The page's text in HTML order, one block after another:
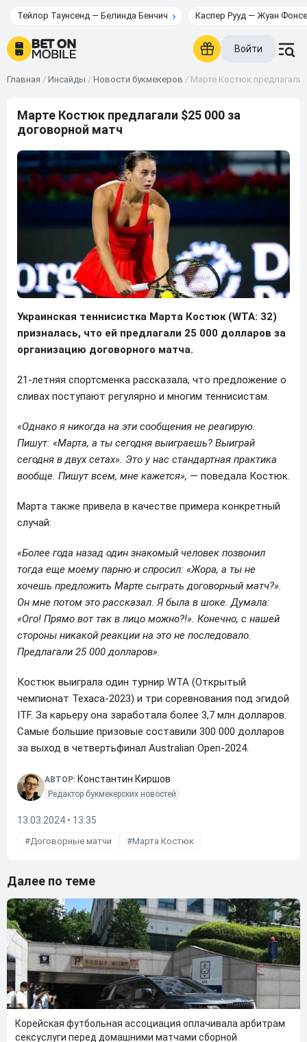
Тейлор Таунсенд — Белинда Бенчич Каспер Рууд — Жуан
Войти
Главная / Инсайды / Новости букмекеров / Марте Костюк предлагали
Марте Костюк предлагали $25 000 за
договорной матч
Украинская теннисистка Марта Костюк (WTA: 32)
призналась, что ей предлагали 25 000 долларов за
организацию договорного матча.
21-летняя спортсменка рассказала, что предложение о
сливах поступают регулярно и многим теннисистам.
«Однако я никогда на эти сообщения не реагирую.
Пишут: «Марта, а ты сегодня выиграешь? Выиграй
сегодня в двух сетах». Это у нас стандартная практика
вообще. Пишут всем, мне кажется», — поведала Костюк.
Марта также привела в качестве примера конкретный
случай:
«Более года назад один знакомый человек позвонил
тогда еще моему парню и спросил: «Жора, а ты не
хочешь предложить Марте сыграть договорный матч?».
Он мне потом это рассказал. Я была в шоке. Думала:
«Ого! Прямо вот так в лицо можно?!». Конечно, с нашей
стороны никакой реакции на это не последовало.
Предлагали 25 000 долларов».
Костюк выиграла один турнир WTA (Открытый
чемпионат Техаса-2023) и три соревнования под эгидой
ITF. За карьеру она заработала более 3,7 млн долларов.
Самые большие призовые составили 300 000 долларов
за выход в четвертьфинал Australian Open-2024.
АВТОР: Константин Киршов
Редактор букмекерских новостей
13.03.2024 • 13:35
Договорные матчи Марта Костюк
Далее по теме
Корейская футбольная ассоциация оплачивала арбитрам
сексуслуги перед домашними матчами сборной